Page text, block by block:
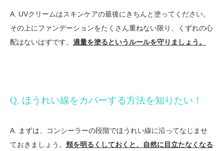
A. UVクリームはスキンケアの最後にきちんと塗ってください。
その上にファンデーションをたくさん重ねない限り、くずれの心
配はないはずです。 適量を塗るというルールを守りましょう。
Q. ほうれい線をカバーする方法を知りたい！
A. まずは、コンシーラーの段階でほうれい線に沿ってなじませ
ておきましょう。 頬を明るくしておくと、自然に目立たなくなる